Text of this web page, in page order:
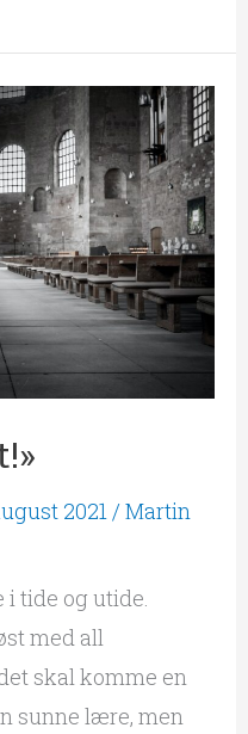
2021/Martin
tide og utide.
med all
skal komme en
sunne lære, men